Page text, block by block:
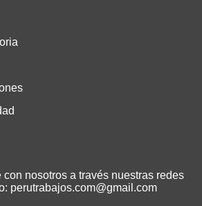
con nosotros a través nuestras redes
perutrabajos.com@gmail.com